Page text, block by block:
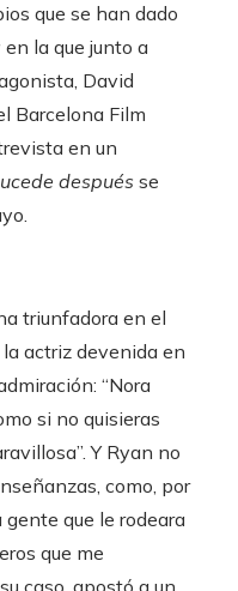
que se han dado
la que junto a
David
Barcelona Film
en un
después se
triunfadora en el
actriz devenida en
“Nora
si no quisieras
Y Ryan no
como, por
que le rodeara
que me